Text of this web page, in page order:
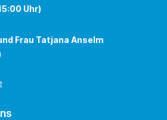
Uhr)
Frau Tatjana Anselm